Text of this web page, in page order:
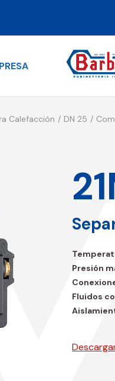
Calefacción DN 25
Presión
Fluidos